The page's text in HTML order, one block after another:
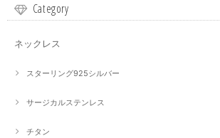
Category
ネックレス
スターリング925シルバー
サージカルステンレス
チタン